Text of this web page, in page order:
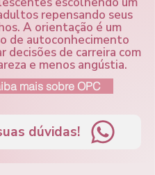
repensando seus
A orientação é um
de autoconhecimento
decisões de carreira com
e menos angústia.
mais sobre OPC
dúvidas!